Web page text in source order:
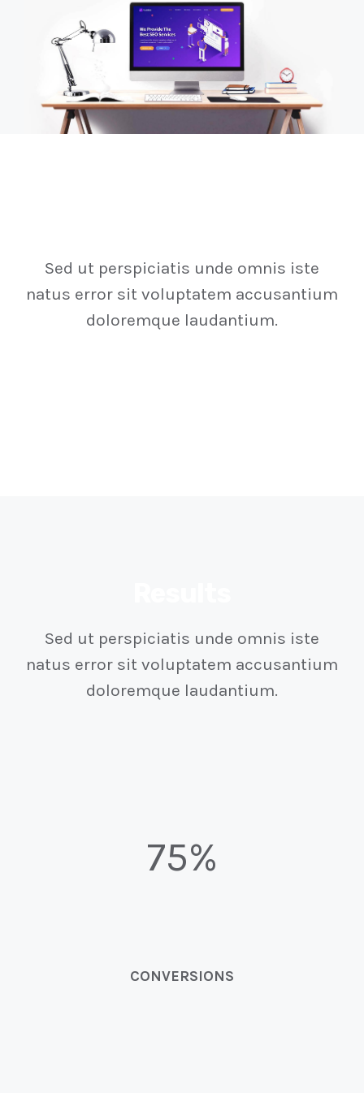
Sed ut perspiciatis unde omnis iste
natus error sit voluptatem accusantium
doloremque laudantium.
Sed ut perspiciatis unde omnis iste
natus error sit voluptatem accusantium
doloremque laudantium.
75%
CONVERSIONS